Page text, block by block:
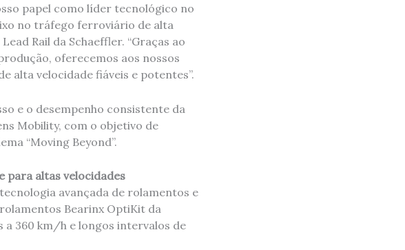
papel como líder tecnológico no
no tráfego ferroviário de alta
Rail da Schaeffler. “Graças ao
oferecemos aos nossos
alta velocidade fiáveis e potentes”.
e o desempenho consistente da
Mobility, com o objetivo de
“Moving Beyond”.
para altas velocidades
avançada de rolamentos e
Bearinx OptiKit da
a 360 km/h e longos intervalos de